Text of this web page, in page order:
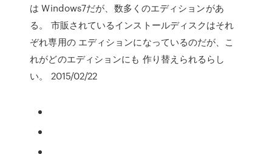
は Windows7だが、数多くのエディションがあ
る。 市販されているインストールディスクはそれ
ぞれ専用の エディションになっているのだが、こ
れがどのエディションにも 作り替えられるらし
い。 2015/02/22